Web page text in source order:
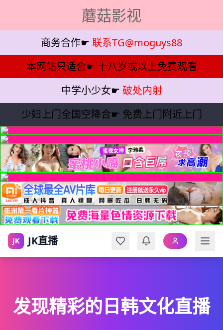
蘑菇影视
商务合作☛ 联系TG@moguys88
本网站只适合☛ 十八岁或以上免费观看
中学小少女☛ 破处内射
少妇上门全国空降合☛ 免费上门附近上门
JK JK直播
发现精彩的日韩文化直播